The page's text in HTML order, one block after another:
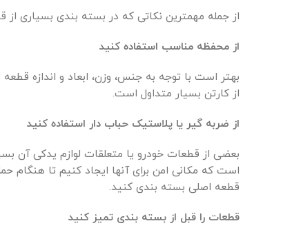
از جمله مهمترین نکاتی که در بسته بندی بسیاری از
از محفظه مناسب استفاده کنید
بهتر است با توجه به جنس، وزن، ابعاد و اندازه
از کارتن بسیار متداول است.
از ضربه گیر یا پلاستیک حباب دار استفاده کنید
بعضی از قطعات خودرو یا متعلقات لوازم یدکی
است که مکانی امن برای آنها ایجاد کنیم تا هنگام
قطعه اصلی بسته بندی کنید.
قطعات را قبل از بسته بندی تمیز کنید